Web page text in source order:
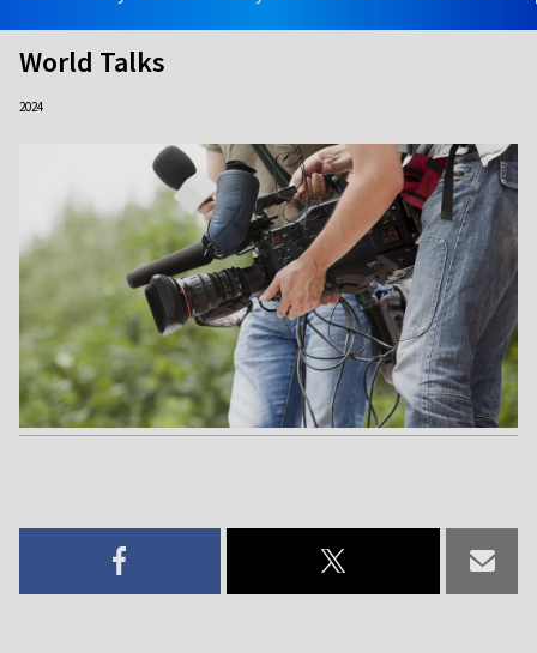
World Talks
2024